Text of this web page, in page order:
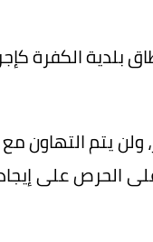
بلدية الكفرة
ولن يتم التهاون
على الحرص على